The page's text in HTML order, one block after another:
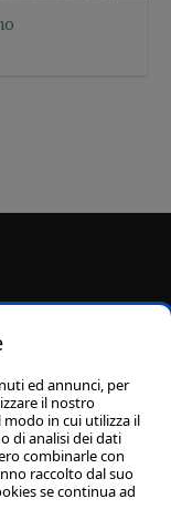
snc
00968200444
ed annunci, per
il nostro
in cui utilizza il
di analisi dei dati
combinarle con
raccolto dal suo
se continua ad